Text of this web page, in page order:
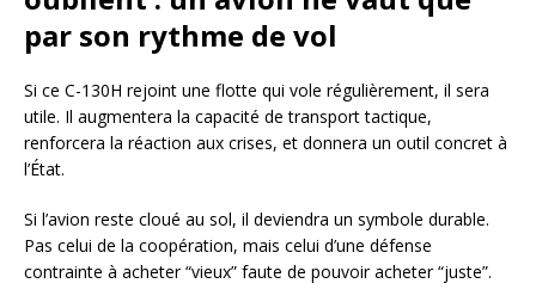
par son rythme de vol
Si ce C-130H rejoint une flotte qui vole régulièrement, il sera
utile. Il augmentera la capacité de transport tactique,
renforcera la réaction aux crises, et donnera un outil concret à
l’État.
Si l’avion reste cloué au sol, il deviendra un symbole durable.
Pas celui de la coopération, mais celui d’une défense
contrainte à acheter “vieux” faute de pouvoir acheter “juste”.